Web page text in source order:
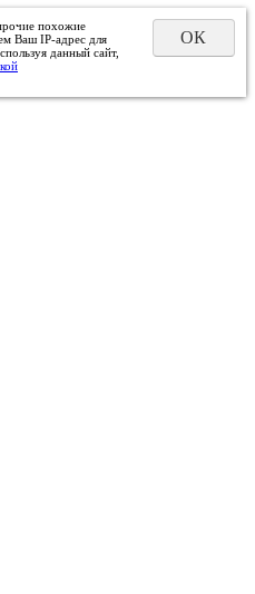
похожие
Ваш IP-адрес для
данный сайт,
ОК